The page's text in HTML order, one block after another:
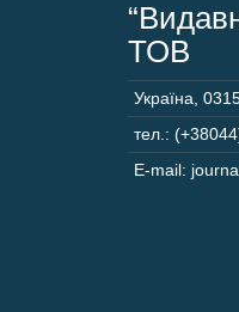
ТОВ
Україна
тел.:
E-mail: